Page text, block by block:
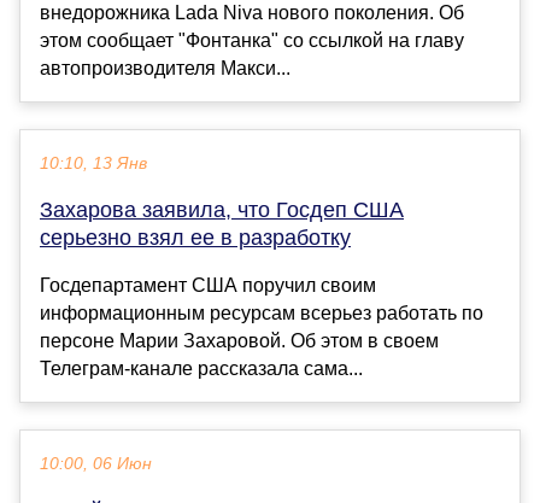
внедорожника Lada Niva нового поколения. Об
этом сообщает "Фонтанка" со ссылкой на главу
автопроизводителя Макси...
10:10, 13 Янв
Захарова заявила, что Госдеп США
серьезно взял ее в разработку
Госдепартамент США поручил своим
информационным ресурсам всерьез работать по
персоне Марии Захаровой. Об этом в своем
Телеграм-канале рассказала сама...
10:00, 06 Июн